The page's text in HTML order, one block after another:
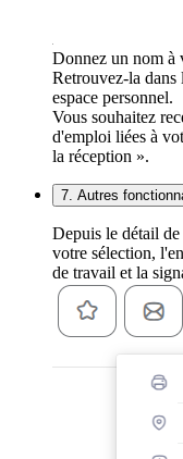
Donnez un nom à
Retrouvez-la
espace personnel.
Vous souhaitez
d'emploi liées à
la réception ».
7. Autres
Depuis le détail
votre sélection,
de travail et la